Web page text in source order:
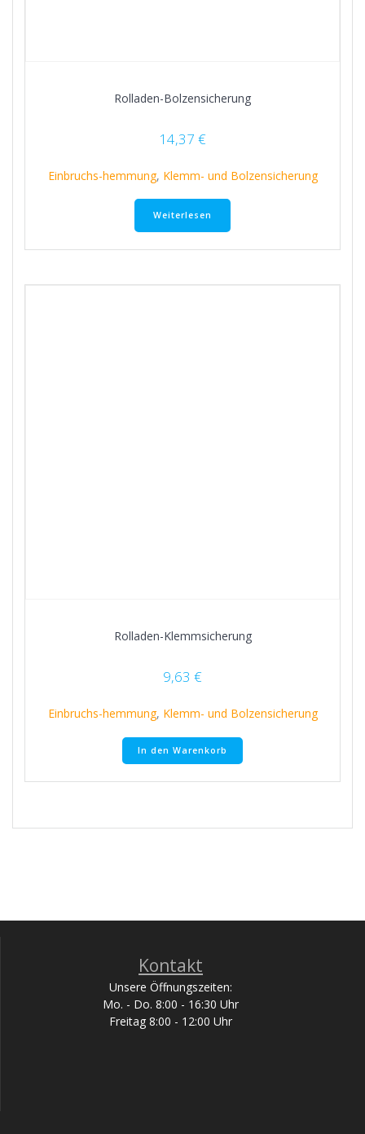
Rolladen-Bolzensicherung
14,37 €
Einbruchs-hemmung, Klemm- und Bolzensicherung
Weiterlesen
Rolladen-Klemmsicherung
9,63 €
Einbruchs-hemmung, Klemm- und Bolzensicherung
In den Warenkorb
Kontakt
Unsere Öffnungszeiten:
Mo. - Do. 8:00 - 16:30 Uhr
Freitag 8:00 - 12:00 Uhr